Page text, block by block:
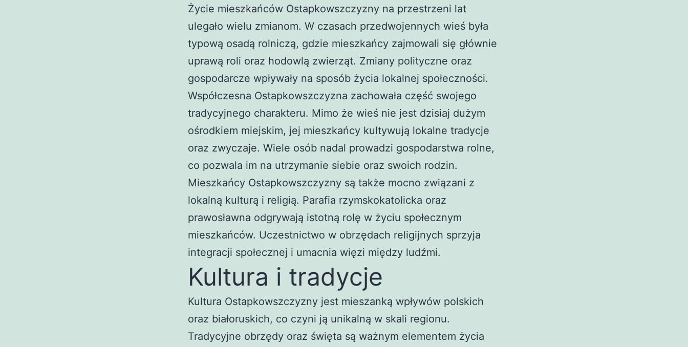
Życie mieszkańców Ostapkowszczyzny na przestrzeni lat
ulegało wielu zmianom. W czasach przedwojennych wieś była
typową osadą rolniczą, gdzie mieszkańcy zajmowali się głównie
uprawą roli oraz hodowlą zwierząt. Zmiany polityczne oraz
gospodarcze wpływały na sposób życia lokalnej społeczności.
Współczesna Ostapkowszczyzna zachowała część swojego
tradycyjnego charakteru. Mimo że wieś nie jest dzisiaj dużym
ośrodkiem miejskim, jej mieszkańcy kultywują lokalne tradycje
oraz zwyczaje. Wiele osób nadal prowadzi gospodarstwa rolne,
co pozwala im na utrzymanie siebie oraz swoich rodzin.
Mieszkańcy Ostapkowszczyzny są także mocno związani z
lokalną kulturą i religią. Parafia rzymskokatolicka oraz
prawosławna odgrywają istotną rolę w życiu społecznym
mieszkańców. Uczestnictwo w obrzędach religijnych sprzyja
integracji społecznej i umacnia więzi między ludźmi.
Kultura i tradycje
Kultura Ostapkowszczyzny jest mieszanką wpływów polskich
oraz białoruskich, co czyni ją unikalną w skali regionu.
Tradycyjne obrzędy oraz święta są ważnym elementem życia